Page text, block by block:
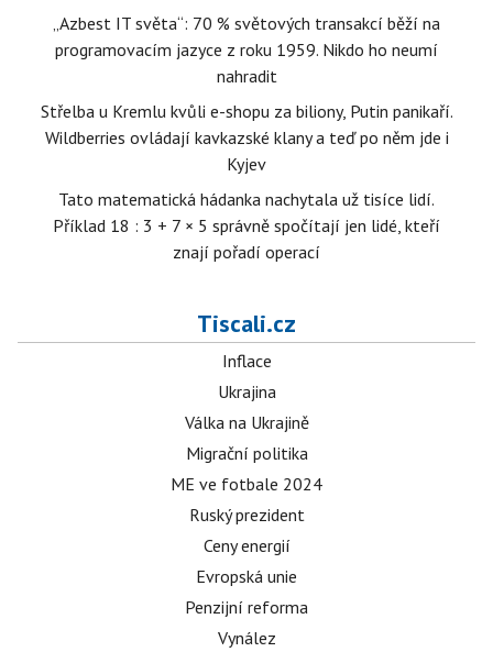
„Azbest IT světa“: 70 % světových transakcí běží na
programovacím jazyce z roku 1959. Nikdo ho neumí
nahradit
Střelba u Kremlu kvůli e-shopu za biliony, Putin panikaří.
Wildberries ovládají kavkazské klany a teď po něm jde i
Kyjev
Tato matematická hádanka nachytala už tisíce lidí.
Příklad 18 : 3 + 7 × 5 správně spočítají jen lidé, kteří
znají pořadí operací
Tiscali.cz
Inflace
Ukrajina
Válka na Ukrajině
Migrační politika
ME ve fotbale 2024
Ruský prezident
Ceny energií
Evropská unie
Penzijní reforma
Vynález